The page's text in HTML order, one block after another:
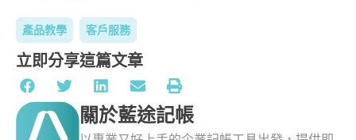
產品教學 客戶服務
立即分享這篇文章
關於藍途記帳